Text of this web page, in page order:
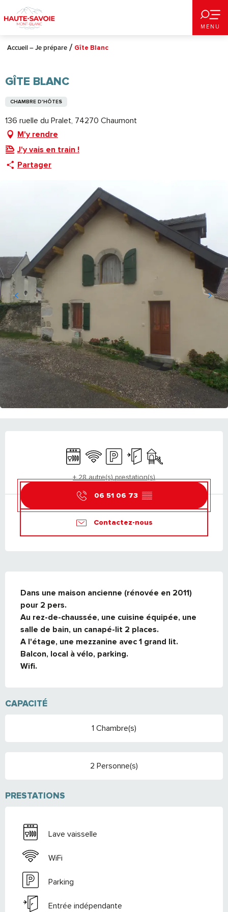
au
contenu
principal
MENU
Accueil – Je prépare Gîte Blanc
GÎTE BLANC
CHAMBRE D'HÔTES
136 ruelle du Pralet, 74270 Chaumont
M'y rendre
J'y vais en train !
Partager
Lave vaisselle
WiFi ParkingEntrée indépendante
Jeux pour enfants /
+ 28 autre(s) prestation(s)
06 51 06 73 ▒▒
Contactez-nous
Dans une maison ancienne (rénovée en 2011)
pour 2 pers.
Au rez-de-chaussée, une cuisine équipée, une
salle de bain, un canapé-lit 2 places.
A l'étage, une mezzanine avec 1 grand lit.
Balcon, local à vélo, parking.
Wifi.
CAPACITÉ
1 Chambre(s)
2 Personne(s)
PRESTATIONS
Lave vaisselle
WiFi
Parking
Entrée indépendante